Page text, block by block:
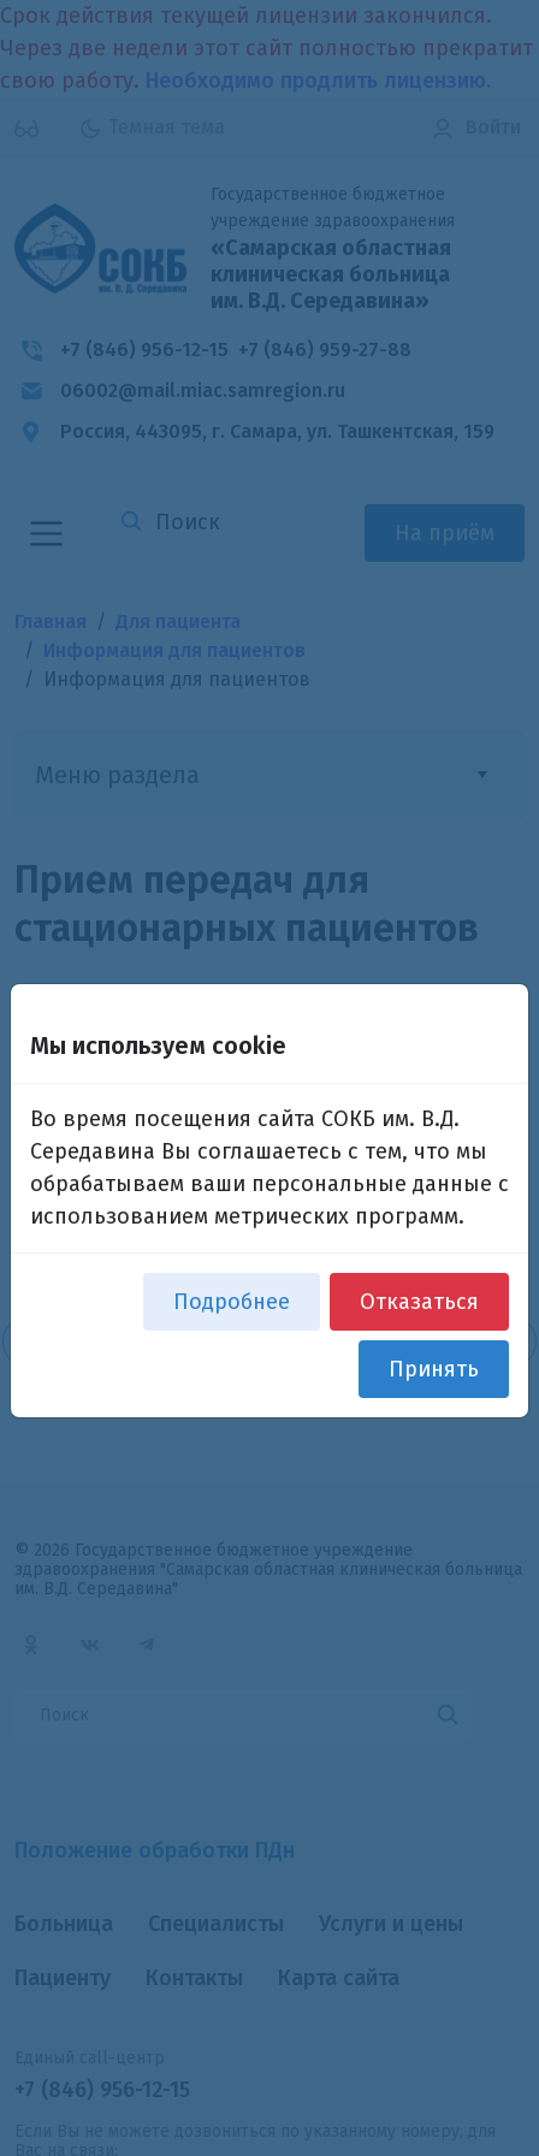
Срок действия текущей лицензии закончился.
Через две недели этот сайт полностью прекратит
свою работу.
Государственное бюджетное
учреждение здравоохранения
«Самарская областная
клиническая больница
им. В.Д. Середавина»
+7 (846) 956-12-15 +7 (846) 959-27-88
06002@mail.miac.samregion.ru
Россия, 443095, г. Самара, ул. Ташкентская, 159
На приём
Информация для пациентов
Меню раздела
Прием передач для
стационарных пациентов
Возврат к списку
© 2026 Государственное бюджетное учреждение
здравоохранения "Самарская областная клиническая больница
им. В.Д. Середавина"
Положение обработки ПДн
Больница Специалисты Услуги и цены
Пациенту Контакты Карта сайта
+7 (846) 956-12-15
Мы используем cookie
Во время посещения сайта СОКБ им. В.Д.
Середавина Вы соглашаетесь с тем, что мы
обрабатываем ваши персональные данные с
использованием метрических программ.
Подробнее Отказаться
Принять